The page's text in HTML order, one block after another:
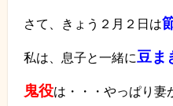
さて、きょう２月２日は
私は、息子と一緒に豆ま
鬼役は・・・やっぱり妻